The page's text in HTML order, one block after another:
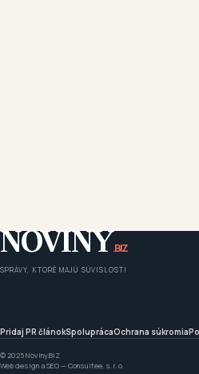
NOVINY.BIZ
SPRÁVY, KTORÉ MAJÚ SÚVISLOSTI
Pridaj PR článokSpoluprácaOchrana súkromia
© 2025 Noviny.BIZ
Web design a SEO —Consultee, s. r. o.